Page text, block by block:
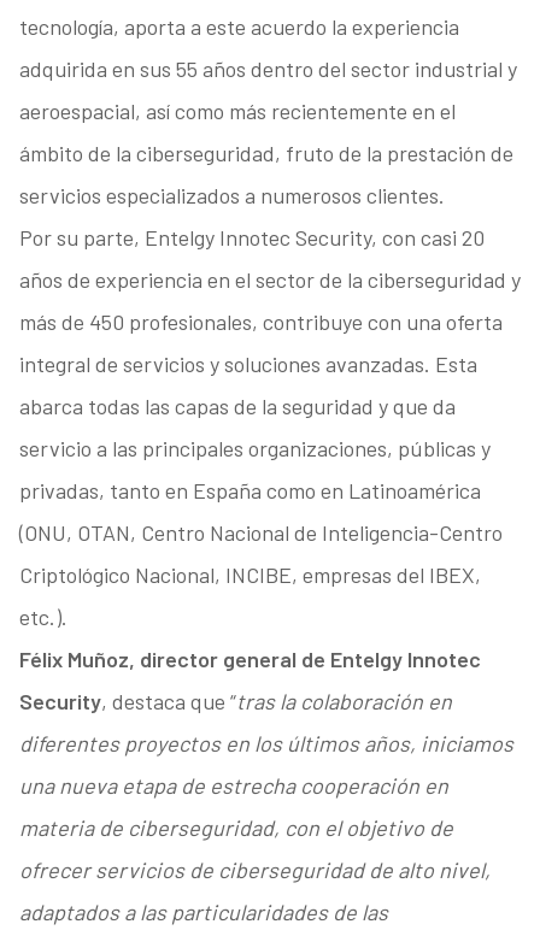
tecnología, aporta a este acuerdo la experiencia
adquirida en sus 55 años dentro del sector industrial y
aeroespacial, así como más recientemente en el
ámbito de la ciberseguridad, fruto de la prestación de
servicios especializados a numerosos clientes.
Por su parte, Entelgy Innotec Security, con casi 20
años de experiencia en el sector de la ciberseguridad y
más de 450 profesionales, contribuye con una oferta
integral de servicios y soluciones avanzadas. Esta
abarca todas las capas de la seguridad y que da
servicio a las principales organizaciones, públicas y
privadas, tanto en España como en Latinoamérica
(ONU, OTAN, Centro Nacional de Inteligencia-Centro
Criptológico Nacional, INCIBE, empresas del IBEX,
etc.).
Félix Muñoz, director general de Entelgy Innotec
Security, destaca que “tras la colaboración en
diferentes proyectos en los últimos años, iniciamos
una nueva etapa de estrecha cooperación en
materia de ciberseguridad, con el objetivo de
ofrecer servicios de ciberseguridad de alto nivel,
adaptados a las particularidades de las